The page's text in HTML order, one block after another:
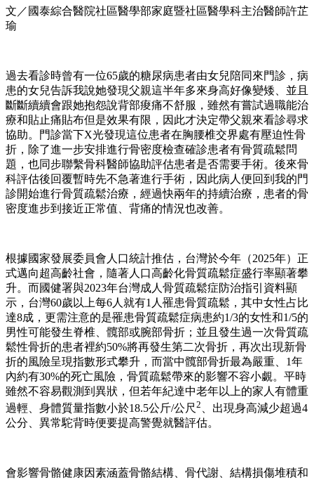
文／國泰綜合醫院社區醫學部家庭暨社區醫學科主治醫師許芷
瑜
過去看診時曾有一位65歲的糖尿病患者由女兒陪同來門診，病
患的女兒告訴我說她發現父親這半年多來身高好像變矮、並且
斷斷續續會跟她抱怨說背部痠痛不舒服，雖然有嘗試過職能治
療和貼止痛貼布但是效果有限，因此才決定帶父親來看診尋求
協助。門診當下X光發現這位患者在胸腰椎交界處有壓迫性骨
折，除了進一步安排進行骨密度檢查確診患者有骨質疏鬆問
題，也同步聯繫骨科醫師協助評估患者是否需要手術。後來骨
科評估後回覆暫時先不急著進行手術，因此病人便回到我的門
診開始進行骨質疏鬆治療，經過快兩年的持續治療，患者的骨
密度進步到接近正常值、背痛的情況也改善。
根據國家發展委員會人口統計推估，台灣於今年（2025年）正
式邁向超高齡社會，隨著人口高齡化骨質疏鬆症盛行率顯著攀
升。而國健署與2023年台灣成人骨質疏鬆症防治指引資料顯
示，台灣60歲以上每6人就有1人罹患骨質疏鬆，其中女性占比
達8成，更需注意的是罹患骨質疏鬆症病患約1/3的女性和1/5的
男性可能發生脊椎、髖部或腕部骨折；並且發生過一次骨質疏
鬆性骨折的患者裡約50%將再發生第二次骨折，再次出現新骨
折的風險呈現指數形式攀升，而當中髖部骨折最為嚴重、1年
內約有30%的死亡風險，骨質疏鬆帶來的影響不容小覷。平時
雖然不容易觀測到異狀，但若年紀達中老年以上的家人有體重
過輕、身體質量指數小於18.5公斤/公尺 2
、出現身高減少超過4
公分、異常駝背時便要提高警覺就醫評估。
會影響骨骼健康因素涵蓋骨骼結構、骨代謝、結構損傷堆積和